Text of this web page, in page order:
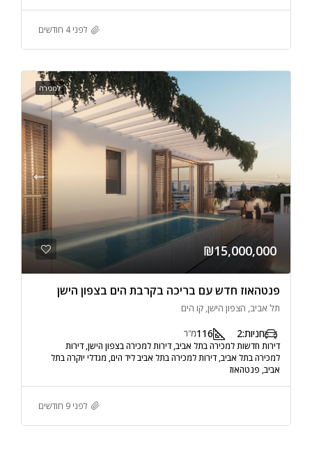
לפני 4 חודשים
למכירה
₪15,000,000
פנטהאוז חדש עם בריכה בקרבת הים בצפון הישן
תל אביב, הצפון הישן, קו הים
חניות:2
116מ"ר
דירות חדשות למכירה בתל אביב, דירות למכירה בצפון הישן, דירות
למכירה בתל אביב, דירות למכירה בתל אביב ליד הים, מגדלי יוקרה בתל
אביב, פנטהאוז
לפני 9 חודשים